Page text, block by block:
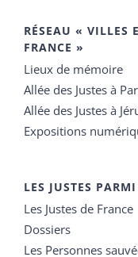
RÉSEAU « VILLES
FRANCE »
Lieux de mémoire
Allée des Justes à
Allée des Justes à
Expositions
LES JUSTES
Les Justes de France
Dossiers
Les Personnes